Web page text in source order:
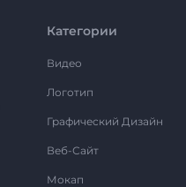
Категории
Видео
Логотип
Графический Дизайн
Веб-Сайт
Мокап